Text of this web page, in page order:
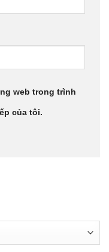
web trong trình
của tôi.